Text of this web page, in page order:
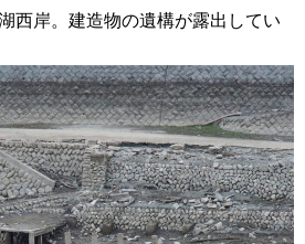
西岸。建造物の遺構が露出してい